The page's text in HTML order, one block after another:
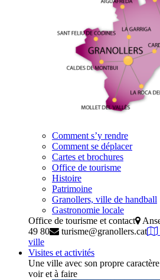
Comment s’y rendre
Comment se déplacer
Cartes et brochures
Office de tourisme
Histoire
Patrimoine
Granollers, ville de handball
Gastronomie locale
Office de tourisme et contact
49 80
turisme@granollers.cat
ville
Visites et activités
Une ville avec son propre
voir et à faire